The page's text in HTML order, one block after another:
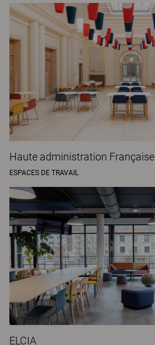
Haute administration Française
ESPACES DE TRAVAIL
ELCIA